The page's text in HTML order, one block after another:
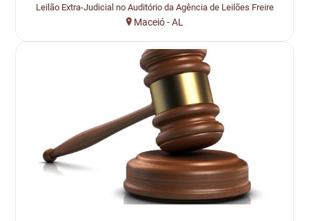
Leilão Extra-Judicial no Auditório da Agência de Leilões Freire
Maceió - AL